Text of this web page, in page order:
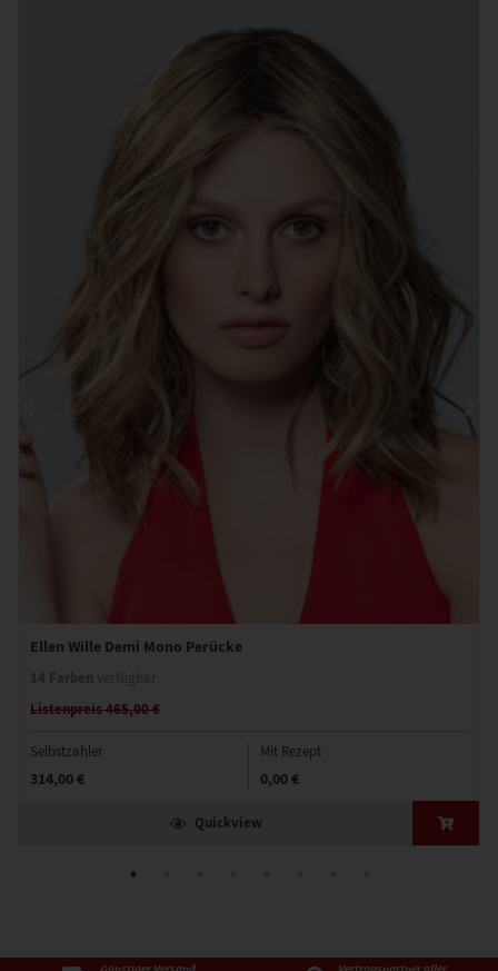
Ellen Wille Demi Mono Perücke
Listenpreis 465,00 €
Selbstzahler
314,00 €
Mit Rezept
0,00 €
Quickview